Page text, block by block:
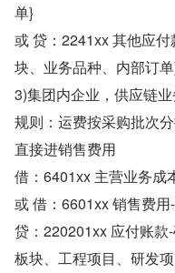
单}
或 贷：2241xx 其他应
块、业务品种、内部订
3)集团内企业，供应链
规则：运费按采购批次
直接进销售费用
借：6401xx 主营业务成
或 借：6601xx 销售费用
贷：220201xx 应付账款
板块、工程项目、研发